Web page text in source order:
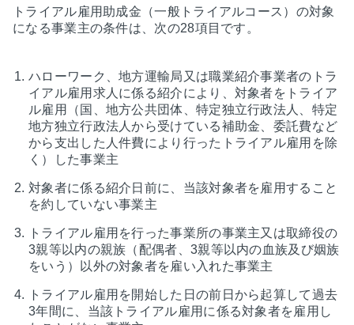
トライアル雇用助成金（一般トライアルコース）の対象
になる事業主の条件は、次の28項目です。
ハローワーク、地方運輸局又は職業紹介事業者のトラ
イアル雇用求人に係る紹介により、対象者をトライア
ル雇用（国、地方公共団体、特定独立行政法人、特定
地方独立行政法人から受けている補助金、委託費など
から支出した人件費により行ったトライアル雇用を除
く）した事業主
対象者に係る紹介日前に、当該対象者を雇用すること
を約していない事業主
トライアル雇用を行った事業所の事業主又は取締役の
3親等以内の親族（配偶者、3親等以内の血族及び姻族
をいう）以外の対象者を雇い入れた事業主
トライアル雇用を開始した日の前日から起算して過去
3年間に、当該トライアル雇用に係る対象者を雇用し